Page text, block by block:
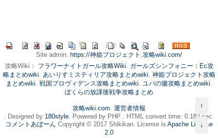
Site admin: https://神姫プロジェクト.攻略wiki.com/
攻略Wiki： フラワーナイトガール攻略Wiki. ガールズシンフォニー：Ec攻
略まとめwiki. あいりすミスティリア攻略まとめwiki. 神姫プロジェクト攻略
まとめwiki. 戦国プロヴィデンス攻略まとめwiki. ユバの徽攻略まとめwiki.
ぼくらの放課後戦争攻略まとめ
攻略wiki.com. 運営者情報
. Designed by 180style. Powered by PHP . HTML convert time: 0.182 sec.
コメントあぼーん Copyright © 2017 Shikikan. License is Apache License
2.0
↑
↓